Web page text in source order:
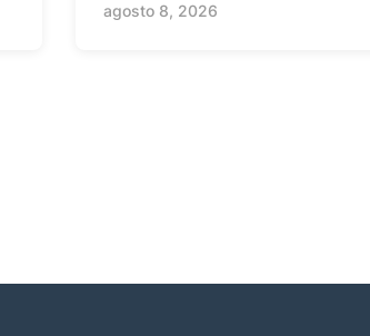
agosto 8, 2026